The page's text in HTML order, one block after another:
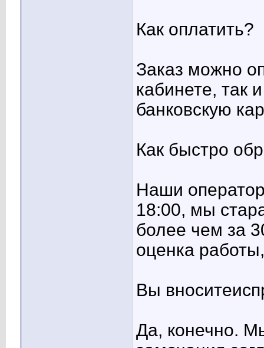
Как оплатить?
Заказ можно
кабинете, так
банковскую
Как быстро
Наши
18:00, мы
более чем за
оценка
Вы
Да, конечно.